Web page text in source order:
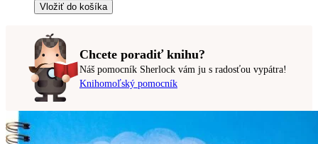
Vložiť do košíka
Chcete poradiť knihu?
Náš pomocník Sherlock vám ju s radosťou vypátra!
Knihomoľský pomocník